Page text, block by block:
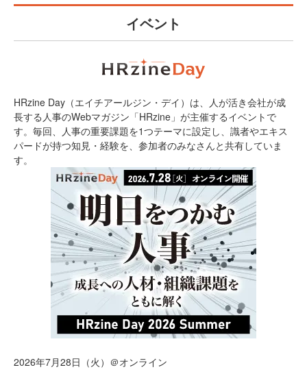
イベント
HRzine Day（エイチアールジン・デイ）は、人が活き会社が成
長する人事のWebマガジン「HRzine」が主催するイベントで
す。毎回、人事の重要課題を1つテーマに設定し、識者やエキス
パードが持つ知見・経験を、参加者のみなさんと共有していま
す。
2026年7月28日（火）＠オンライン